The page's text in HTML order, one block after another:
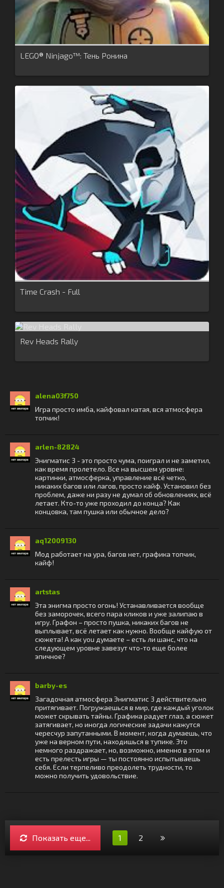
LEGO® Ninjago™: Тень Ронина
Time Crash - Full
Rev Heads Rally
alena03f750
Игра просто имба, кайфовал катая, вся атмосфера
топчик!
arlen-82824
Энигматис 3 - это просто чума, поиграл и не заметил,
как время пролетело. Все на высшем уровне:
картинки, атмосферка, управление всё четко,
никаких багов или лагов, просто кайф. Установил без
проблем, даже ни разу не думал об обновлениях, всё
летает. Кто-то уже проходил до конца? Как
концовка, там пушка или обычное дело?
aq12009130
Мод работает на ура, багов нет, графика топчик,
кайф!
artstas
Эта энигма просто огонь! Устанавливается вообще
без заморочек, всего пара кликов и уже залипаю в
игру. Графон – просто пушка, никаких багов не
выплывает, всё летает как нужно. Вообще кайфую от
сюжета! А как you думаете – есть ли шанс, что на
следующем уровне завезут что-то еще более
эпичное?
barby-es
Загадочная атмосфера Энигматис 3 действительно
притягивает. Погружаешься в мир, где каждый уголок
может скрывать тайны. Графика радует глаз, а сюжет
затягивает, но иногда логические задачи кажутся
чересчур запутанными. В момент, когда думаешь, что
уже на верном пути, находишься в тупике. Это
немного раздражает, но, возможно, именно в этом и
есть прелесть игры — ты постоянно испытываешь
себя. Если терпеливо преодолеть трудности, то
можно получить удовольствие.
Показать еще... 1 2